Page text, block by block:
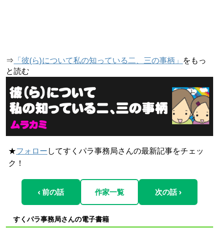
⇒ 「彼(ら)について私の知っている二、三の事柄」 をもっ
と読む
★フォロー してすくパラ事務局さんの最新記事をチェッ
ク！
‹ 前の話 作家一覧 次の話 ›
すくパラ事務局さんの電子書籍